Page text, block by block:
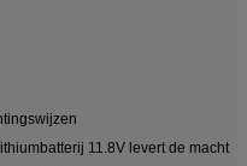
11.8V levert de macht